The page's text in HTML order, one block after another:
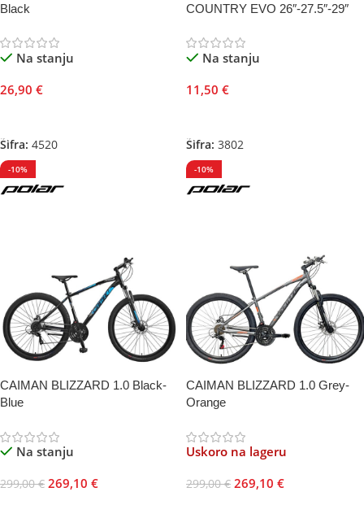
Black
Na stanju
26,90 €
Šifra: 4520
COUNTRY EVO 26″-27.5″-29″
Na stanju
11,50 €
Šifra: 3802
-10%
CAIMAN BLIZZARD 1.0 Black-
Blue
Na stanju
299,00€ 269,10 €
-10%
CAIMAN BLIZZARD 1.0 Grey-
Orange
Uskoro na lageru
299,00€ 269,10 €